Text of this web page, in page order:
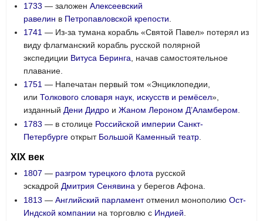
1733 — заложенАлексеевский
равелин в Петропавловской крепости
1741 — Из-за тумана корабль «Святой Павел» потерял из
виду флагманский корабль русской полярной
экспедиции Витуса Беринга , начав самостоятельное
плавание.
1751 — Напечатан первый том «Энциклопедии,
илиТолкового словаря наук, искусств и ремёсел»,
изданныйДени Дидро иЖаном Лероном Д’Аламбером.
1783 — в столице Российской империи Санкт-
Петербурге открыт Большой Каменный театр
XIX век
1807 — разгром турецкого флота русской
эскадройДмитрия Сенявина у берегов Афона.
1813 —Английский парламентотменил монополиюОст-
Индской компании на торговлю с Индией